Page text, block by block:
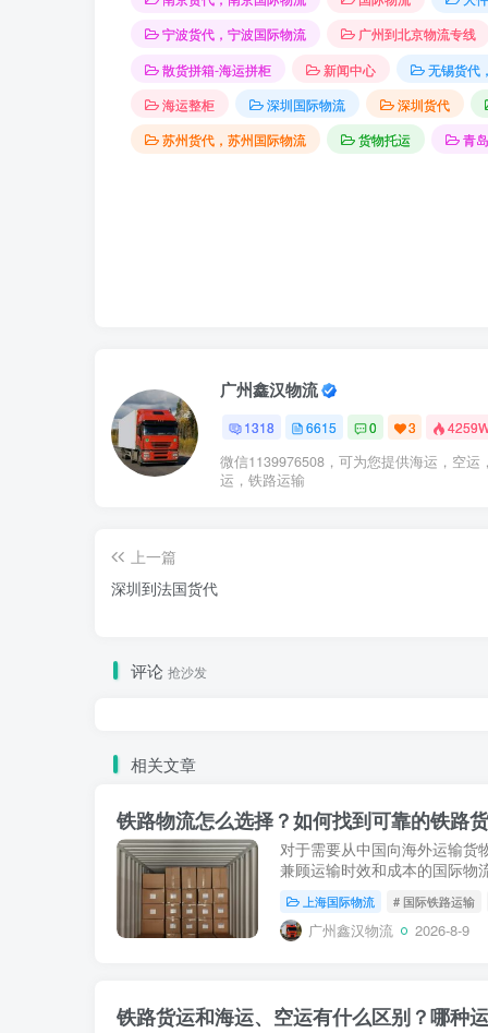
宁波货代，宁波国际物流
广州到北京物流专线
散货拼箱-海运拼柜
新闻中心 无锡货代
海运整柜
深圳国际物流 深圳货代
苏州货代，苏州国际物流
货物托运 青
广州鑫汉物流
1318 6615 0 3
微信1139976508，可为您提供海运，空运
运，铁路运输
上一篇
深圳到法国货代
评论 抢沙发
相关文章
铁路物流怎么选择？如何找到可靠的铁路
对于需要从中国向海外运输货
兼顾运输时效和成本的国际物
常具有更快的运输时间；相比
输方面通常具有更好...
上海国际物流 # 国际铁路运输
广州鑫汉物流 2026-8-9
铁路货运和海运、空运有什么区别？哪种